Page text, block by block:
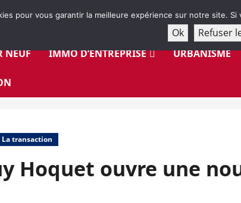
NEUF IMMO D’ENTREPRISE URBANISME
La transaction
Hoquet ouvre une
pour vous garantir la meilleure expérience sur notre site.
Ok Refuser